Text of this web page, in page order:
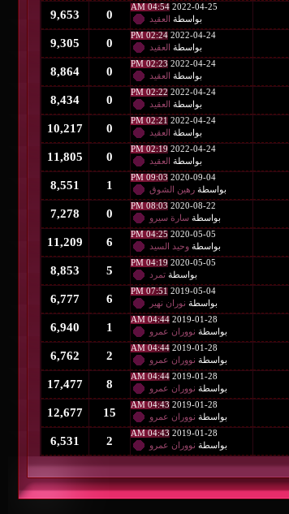
2022-04-25
04:54 AM
بواسطة العقيد 0
9,653
2022-04-24
02:24 PM
بواسطة العقيد 0
9,305
2022-04-24
02:23 PM
بواسطة العقيد 0
8,864
2022-04-24
02:22 PM
بواسطة العقيد 0
8,434
2022-04-24
02:21 PM
بواسطة العقيد 0
10,217
2022-04-24
02:19 PM
بواسطة العقيد 0
11,805
2020-09-04
09:03 PM
بواسطة رهين الشوق 1
8,551
2020-08-22
08:03 PM
بواسطة سارة سيرو 0
7,278
2020-05-05
04:25 PM
بواسطة وحيد السيد 6
11,209
2020-05-05
04:19 PM
بواسطة تمرد 5
8,853
2019-05-04
07:51 PM
بواسطة نوران نهير 6
6,777
2019-01-28
04:44 AM
بواسطة نووران عمرو 1
6,940
2019-01-28
04:44 AM
بواسطة نووران عمرو 2
6,762
2019-01-28
04:44 AM
بواسطة نووران عمرو 8
17,477
2019-01-28
04:43 AM
بواسطة نووران عمرو 15
12,677
2019-01-28
04:43 AM
بواسطة نووران عمرو 2
6,531